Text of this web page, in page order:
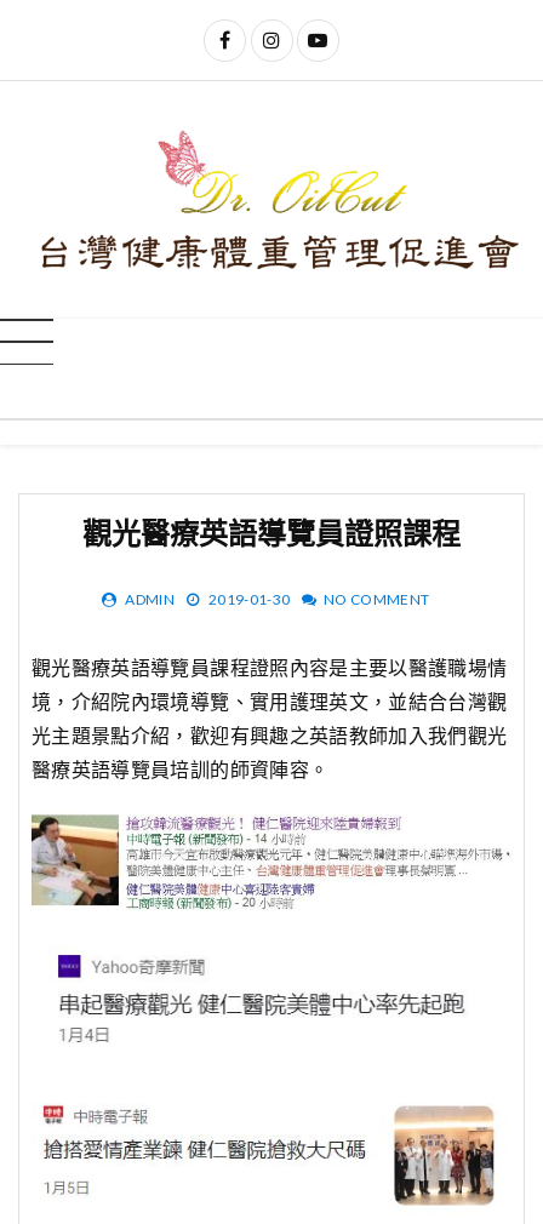
觀光醫療英語導覽員證照課程
ADMIN 2019-01-30 NO COMMENT
觀光醫療英語導覽員課程證照內容是主要以醫護職場情
境，介紹院內環境導覽、實用護理英文，並結合台灣觀
光主題景點介紹，歡迎有興趣之英語教師加入我們觀光
醫療英語導覽員培訓的師資陣容。